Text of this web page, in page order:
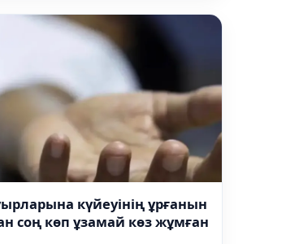
күйеуінің ұрғанын
соң көп ұзамай көз жұмған